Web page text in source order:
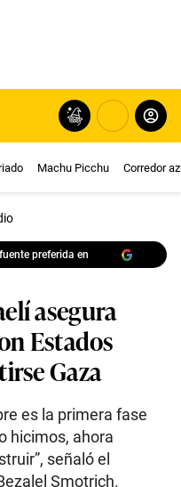
Machu Picchu Corredor
preferida en
asegura
Estados
Gaza
es la primera fase
hicimos, ahora
señaló el
Smotrich.